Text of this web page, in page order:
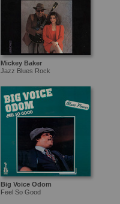
Mickey Baker
Jazz Blues Rock
Big Voice Odom
Feel So Good